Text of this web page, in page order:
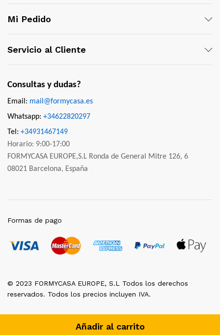
Añadir al carrito
Mi Pedido
Servicio al Cliente
Consultas y dudas?
Email: mail@formycasa.es
Whatsapp: +34622820297
Tel: +34931467149
Horario: 9:00-17:00
FORMYCASA EUROPE,S.L Ronda de General Mitre 126, 6
08021 Barcelona, España
© 2023 FORMYCASA EUROPE, S.L Todos los derechos
reservados. Todos los precios incluyen IVA.
Formas de pago